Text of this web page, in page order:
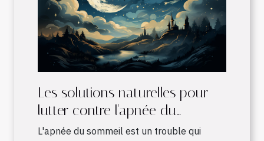
Les solutions naturelles pour
lutter contre l'apnée du
sommeil
L'apnée du sommeil est un trouble qui